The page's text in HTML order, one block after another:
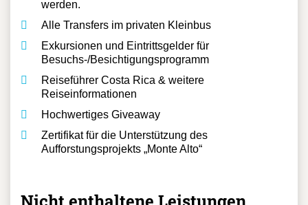
englischsprachige Reiseleitung eingesetzt
werden.
Alle Transfers im privaten Kleinbus
Exkursionen und Eintrittsgelder für
Besuchs-/Besichtigungsprogramm
Reiseführer Costa Rica & weitere
Reiseinformationen
Hochwertiges Giveaway
Zertifikat für die Unterstützung des